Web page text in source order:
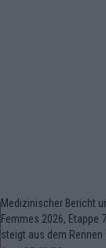
Medizinischer Bericht
Femmes 2026, Etappe
steigt aus dem Rennen